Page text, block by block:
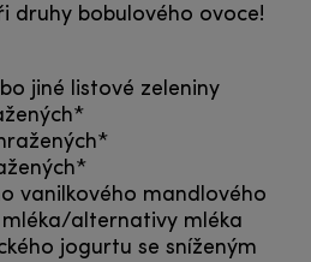
druhy bobulového ovoce!
jiné listové zeleniny
vanilkového mandlového
alternativy mléka
jogurtu se sníženým